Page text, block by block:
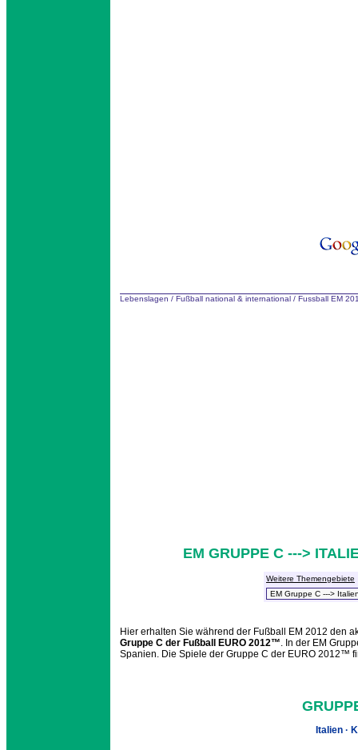
Lebenslagen / Fußball national & international / Fussball EM
EM GRUPPE C --->
Weitere Themengebiete
Hier erhalten Sie während der Fußball EM 2012 den
Gruppe C der Fußball EURO 2012™. In der EM
Spanien. Die Spiele der Gruppe C der EURO 2012™
Italien ·